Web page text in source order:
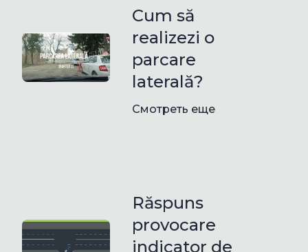
Cum să
realizezi o
parcare
laterală?
Смотреть еще
Răspuns
provocare
indicator de